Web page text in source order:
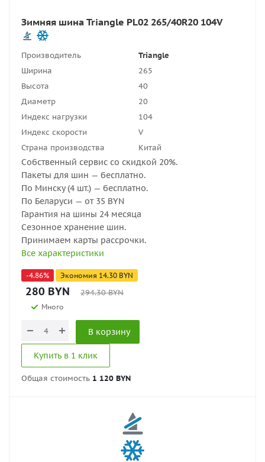
Зимняя шина Triangle PL02 265/40R20 104V
Производитель
Triangle
Ширина
265
Высота
40
Диаметр
20
Индекс нагрузки
104
Индекс скорости
V
Страна производства
Китай
Собственный сервис со скидкой 20%.
Пакеты для шин — бесплатно.
По Минску (4 шт.) — бесплатно.
По Беларуси — от 35 BYN
Гарантия на шины 24 месяца
Сезонное хранение шин.
Принимаем карты рассрочки.
Все характеристики
-4.86% Экономия 14.30 BYN
280 BYN 294.30BYN
Много
В корзину
Купить в 1 клик
Общая стоимость 1 120 BYN